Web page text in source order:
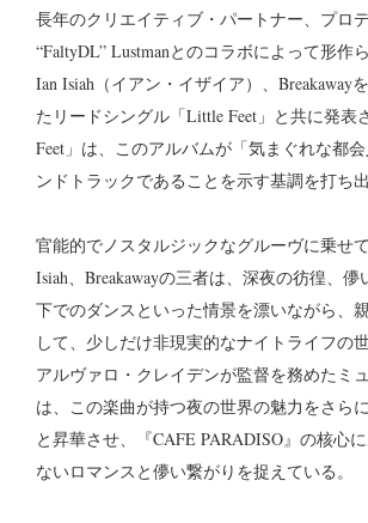
長年のクリエイティブ・パートナー、プロ
“FaltyDL” Lustmanとのコラボによって形作
Ian Isiah（イアン・イザイア）、Breakaway
たリードシングル「Little Feet」と共に発表
Feet」は、このアルバムが「気まぐれな都
ンドトラックであることを示す基調を打ち出
官能的でノスタルジックなグルーヴに乗せて
Isiah、Breakawayの三者は、深夜の彷徨、
下でのダンスといった情景を漂いながら、
して、少しだけ非現実的なナイトライフの
アルヴァロ・クレイデンが監督を務めたミ
は、この楽曲が持つ夜の世界の魅力をさら
と昇華させ、『CAFE PARADISO』の核心
ないロマンスと儚い繋がりを捉えている。